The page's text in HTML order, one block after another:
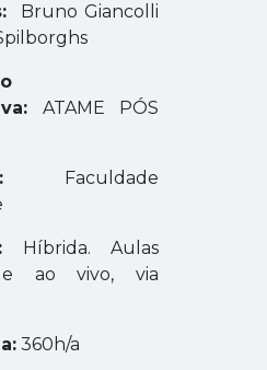
Bruno Giancolli
ATAME PÓS
Faculdade
Híbrida. Aulas
e ao vivo, via
360h/a